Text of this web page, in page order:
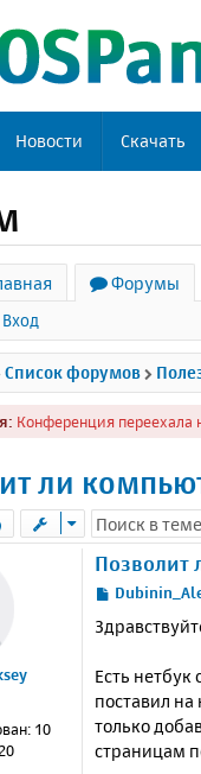
Новости Скачать
Форумы
Вход
Список форумов
Конференция переехала
ли
10
Позволит
С
о
щ
е
н
е
Есть нетбук
поставил на
только
страницам